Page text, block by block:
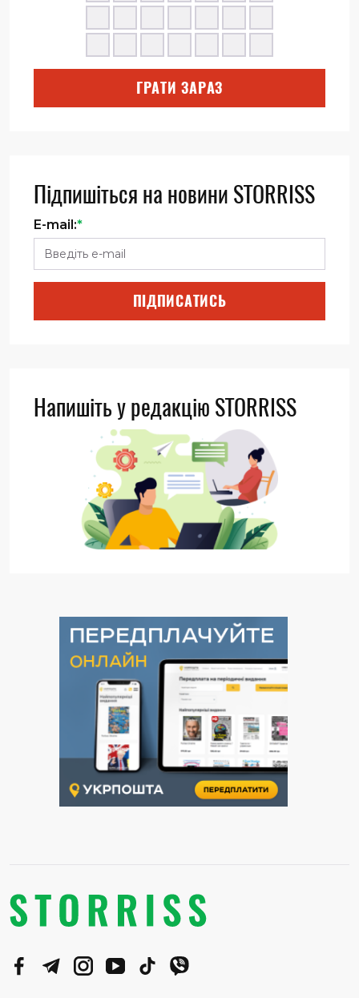
ГРАТИ ЗАРАЗ
Підпишіться на новини STORRISS
E-mail:*
ПІДПИСАТИСЬ
Напишіть у редакцію STORRISS